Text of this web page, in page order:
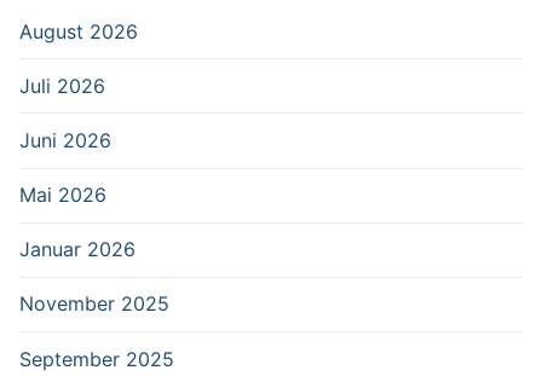
August 2026
Juli 2026
Juni 2026
Mai 2026
Januar 2026
November 2025
September 2025